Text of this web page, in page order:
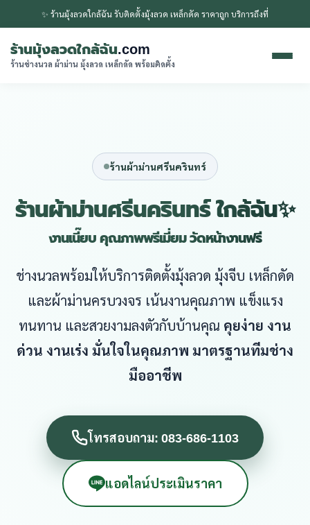
✨ ร้านมุ้งลวดใกล้ฉัน รับติดตั้งมุ้งลวด เหล็กดัด ราคาถูก บริการถึงที่
ร้านมุ้งลวดใกล้ฉัน.com
ร้านช่างนวล ผ้าม่าน มุ้งลวด เหล็กดัด พร้อมติดตั้ง
ร้านผ้าม่านศรีนครินทร์
ร้านผ้าม่านศรีนครินทร์ ใกล้ฉัน✨
งานเนี๊ยบ คุณภาพพรีเมี่ยม วัดหน้างานฟรี
ช่างนวลพร้อมให้บริการติดตั้งมุ้งลวด มุ้งจีบ เหล็กดัด
และผ้าม่านครบวงจร เน้นงานคุณภาพ แข็งแรง
ทนทาน และสวยงามลงตัวกับบ้านคุณ คุยง่าย งาน
ด่วน งานเร่ง มั่นใจในคุณภาพ มาตรฐานทีมช่าง
มืออาชีพ
โทรสอบถาม: 083-686-1103
แอดไลน์ประเมินราคา